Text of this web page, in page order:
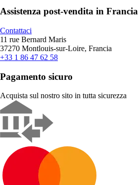
Assistenza post-vendita in Francia
Contattaci
11 rue Bernard Maris
37270 Montlouis-sur-Loire, Francia
+33 1 86 47 62 58
Pagamento sicuro
Acquista sul nostro sito in tutta sicurezza